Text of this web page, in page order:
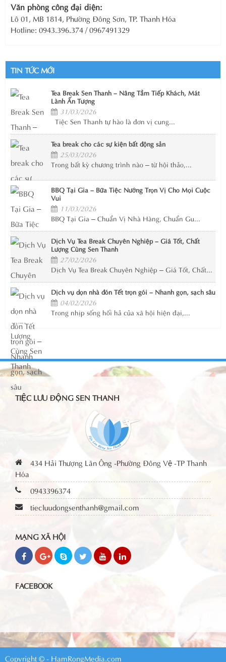
Văn phòng công đại diện:
Lô 01, MB 1814, Phường Đông Sơn, TP. Thanh Hóa
Hotline: 0943.396.374 / 0967491329
TIN TỨC MỚI
Tea Break Sen Thanh – Nâng Tầm Tiếp Khách, Mát
Lành Ấn Tượng
31/03/2026
Tiệc Sen Thanh tự hào là đơn vị cung...
Tea break cho các sự kiện bất động sản
25/03/2026
Trong bất kỳ chương trình nào – từ hội thảo,...
BBQ Tại Gia – Bữa Tiệc Nướng Trọn Vị Cho Mọi Cuộc
Vui
11/03/2026
BBQ Tại Gia – Chuẩn Vị Nhà Hàng, Chuẩn Gu...
Dịch Vụ Tea Break Chuyên Nghiệp – Giá Tốt, Chất
Lượng Cùng Sen Thanh
27/02/2026
Dịch Vụ Tea Break Chuyên Nghiệp – Giá Tốt, Chất...
Dịch vụ dọn nhà đón Tết trọn gói – Nhanh gọn, sạch sâu
04/02/2026
Trong nhịp sống hối hả của xã hội hiện đại,...
TIỆC LƯU ĐỘNG SEN THANH
434 Hải Thượng Lãn Ông -Phường Đông Vệ -TP Thanh
Hóa
0943396374
tiecluudongsenthanh@gmail.com
MẠNG XÃ HỘI
FACEBOOK
Copyright © - HamRongMedia.com